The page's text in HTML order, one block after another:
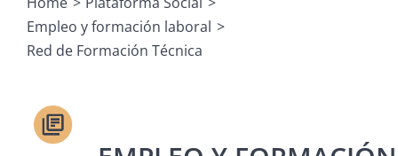
Empleo y formación laboral
Red de Formación Técnica